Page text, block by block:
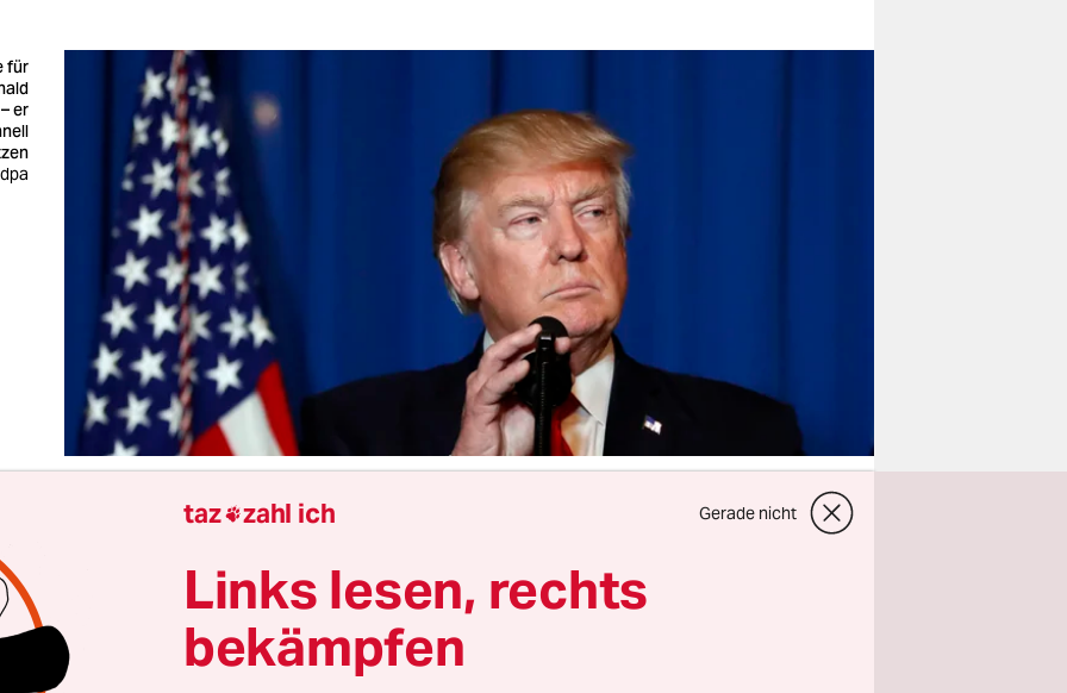
für
er
ist
der US-Raketenangriff auf die syrische
Al-Schairat, von der aus nach Aussage des US-
Donald Trump am Dienstag ein Giftgasangriff auf
Scheichun in der Provinz Idlib geflogen worden sein
taz zahl ich Gerade nicht
Links lesen, rechts
bekämpfen